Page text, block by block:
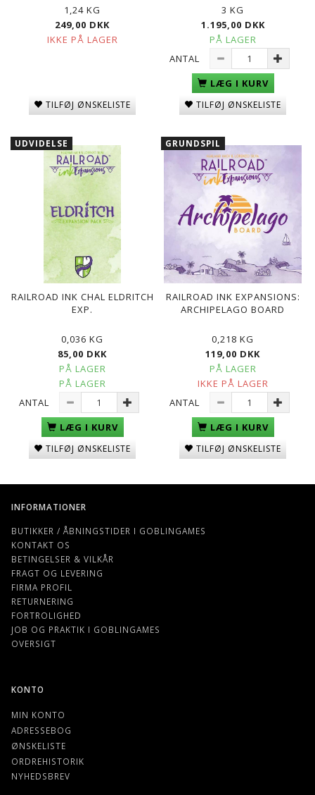
1,24 KG
249,00 DKK
IKKE PÅ LAGER
TILFØJ ØNSKELISTE
3 KG
1.195,00 DKK
PÅ LAGER
ANTAL
LÆG I KURV
TILFØJ ØNSKELISTE
UDVIDELSE
RAILROAD INK CHAL ELDRITCH
EXP.
0,036 KG
85,00 DKK
PÅ LAGER
PÅ LAGER
ANTAL
LÆG I KURV
TILFØJ ØNSKELISTE
GRUNDSPIL
RAILROAD INK EXPANSIONS:
ARCHIPELAGO BOARD
0,218 KG
119,00 DKK
PÅ LAGER
IKKE PÅ LAGER
ANTAL
LÆG I KURV
TILFØJ ØNSKELISTE
INFORMATIONER
BUTIKKER / ÅBNINGSTIDER I GOBLINGAMES
KONTAKT OS
BETINGELSER & VILKÅR
FRAGT OG LEVERING
FIRMA PROFIL
RETURNERING
FORTROLIGHED
JOB OG PRAKTIK I GOBLINGAMES
OVERSIGT
KONTO
MIN KONTO
ADRESSEBOG
ØNSKELISTE
ORDREHISTORIK
NYHEDSBREV